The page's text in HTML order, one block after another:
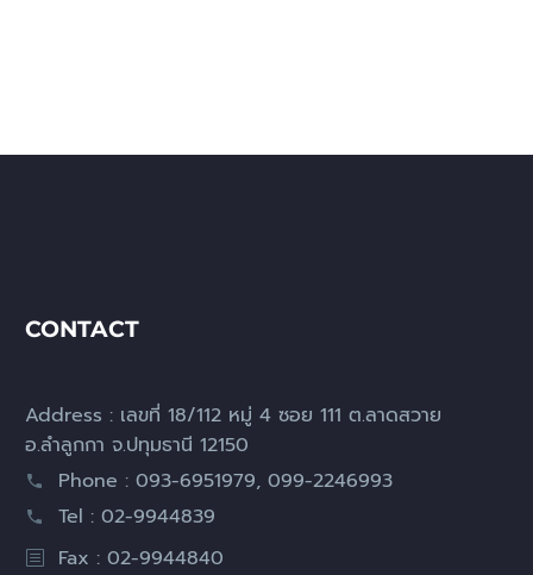
CONTACT
Address : เลขที่ 18/112 หมู่ 4 ซอย 111 ต.ลาดสวาย
อ.ลำลูกกา จ.ปทุมธานี 12150
Phone : 093-6951979, 099-2246993
Tel : 02-9944839
Fax : 02-9944840